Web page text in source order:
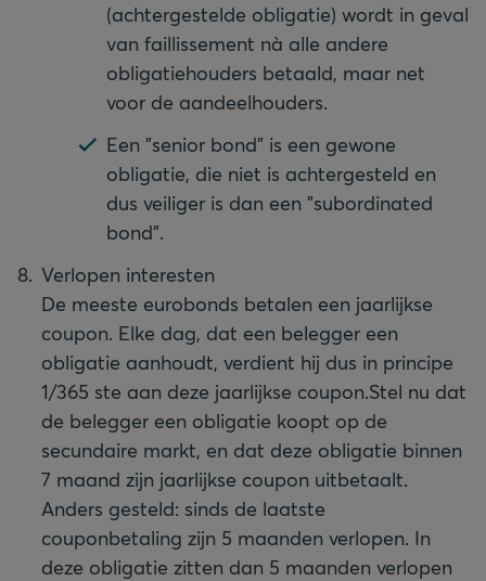
(achtergestelde obligatie) wordt in geval
van faillissement nà alle andere
obligatiehouders betaald, maar net
voor de aandeelhouders.
Een "senior bond" is een gewone
obligatie, die niet is achtergesteld en
dus veiliger is dan een "subordinated
bond".
Verlopen interesten
De meeste eurobonds betalen een jaarlijkse
coupon. Elke dag, dat een belegger een
obligatie aanhoudt, verdient hij dus in principe
1/365 ste aan deze jaarlijkse coupon.Stel nu dat
de belegger een obligatie koopt op de
secundaire markt, en dat deze obligatie binnen
7 maand zijn jaarlijkse coupon uitbetaalt.
Anders gesteld: sinds de laatste
couponbetaling zijn 5 maanden verlopen. In
deze obligatie zitten dan 5 maanden verlopen